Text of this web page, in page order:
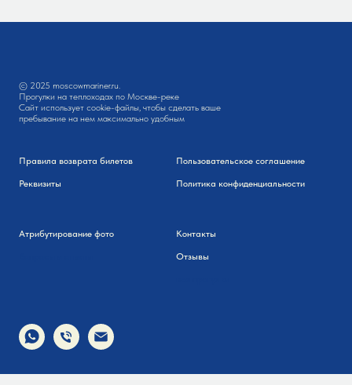
© 2025 moscowmariner.ru.
Прогулки на теплоходах по Москве-реке
Сайт использует cookie-файлы, чтобы сделать ваше
пребывание на нем максимально удобным
Правила возврата билетов
Реквизиты
Пользовательское соглашение
Политика конфиденциальности
Атрибутирование фото Контакты
Отзывы